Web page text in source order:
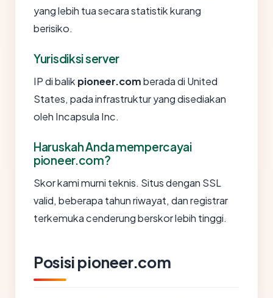
yang lebih tua secara statistik kurang
berisiko.
Yurisdiksi server
IP di balik pioneer.comberada di United
States, pada infrastruktur yang disediakan
oleh Incapsula Inc.
Haruskah Anda mempercayai
pioneer.com?
Skor kami murni teknis. Situs dengan SSL
valid, beberapa tahun riwayat, dan registrar
terkemuka cenderung berskor lebih tinggi.
Posisi pioneer.com